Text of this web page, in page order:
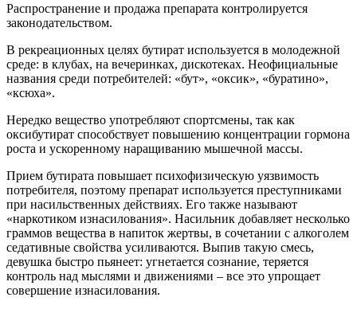
Распространение и продажа препарата контролируется
законодательством.
В рекреационных целях бутират используется в молодежной
среде: в клубах, на вечеринках, дискотеках. Неофициальные
названия среди потребителей: «бут», «оксик», «буратино»,
«ксюха».
Нередко вещество употребляют спортсмены, так как
оксибутират способствует повышению концентрации гормона
роста и ускоренному наращиванию мышечной массы.
Прием бутирата повышает психофизическую уязвимость
потребителя, поэтому препарат используется преступниками
при насильственных действиях. Его также называют
«наркотиком изнасилования». Насильник добавляет несколько
граммов вещества в напиток жертвы, в сочетании с алкоголем
седативные свойства усиливаются. Выпив такую смесь,
девушка быстро пьянеет: угнетается сознание, теряется
контроль над мыслями и движениями – все это упрощает
совершение изнасилования.